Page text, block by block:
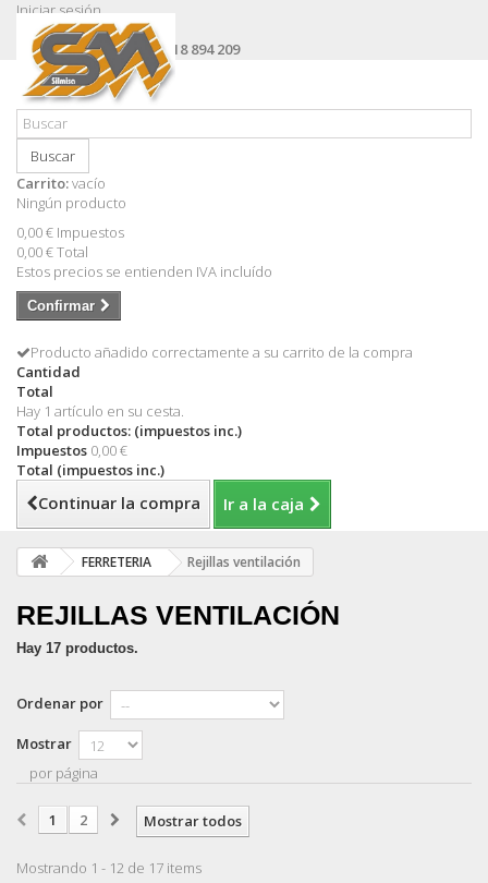
Iniciar sesión
Contacte con nosotros
Llámanos ahora:+34 618 894 209
Buscar
Carrito:vacío
Ningún producto
0,00 € Impuestos
0,00 €Total
Estos precios se entienden IVA incluído
Confirmar
Producto añadido correctamente a su carrito de la compra
Cantidad
Total
Hay 1 artículo en su cesta.
Total productos: (impuestos inc.)
Impuestos 0,00 €
Total (impuestos inc.)
Continuar la compra Ir a la caja
FERRETERIA Rejillas ventilación
REJILLAS VENTILACIÓN
Hay 17 productos.
Ordenar por
Mostrar
por página
Mostrar todos
1 2
Mostrando 1 - 12 de 17 items